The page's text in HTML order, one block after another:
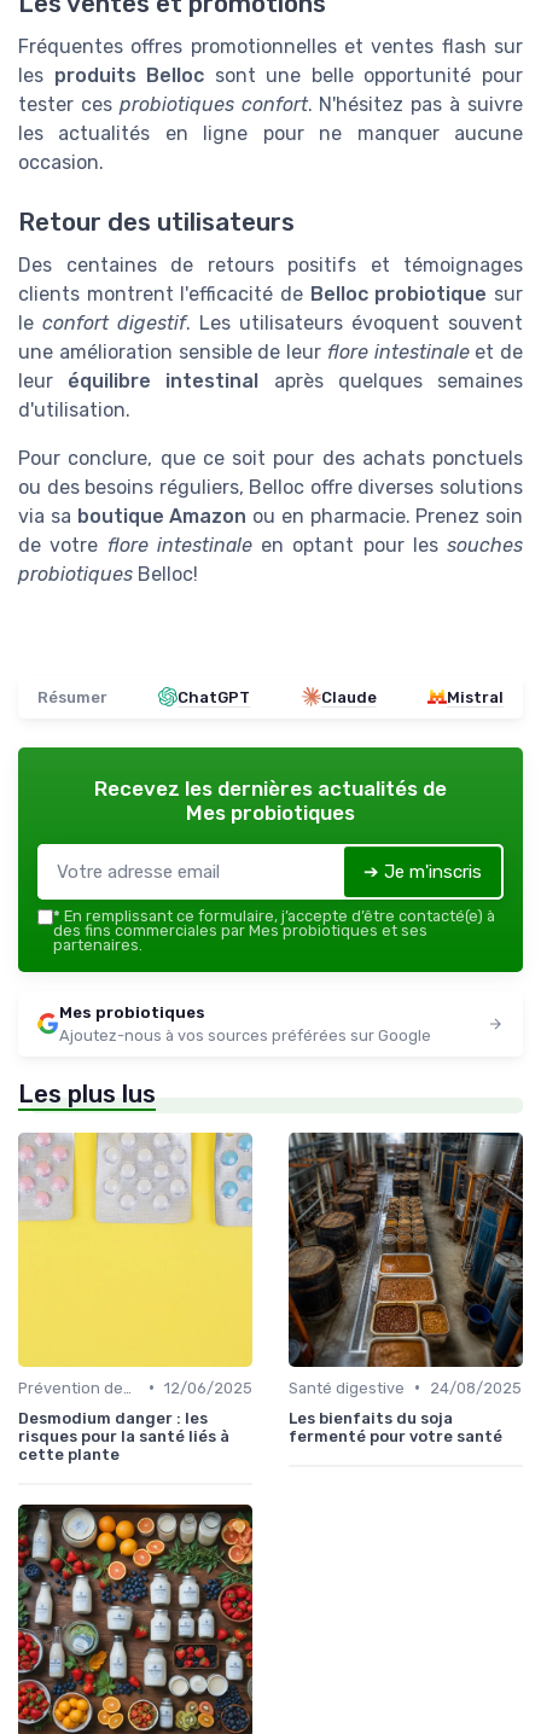
Fréquentes offres promotionnelles et ventes flash sur
les produits Belloc sont une belle opportunité pour
tester ces probiotiques confort. N'hésitez pas à suivre
les actualités en ligne pour ne manquer aucune
occasion.
Retour des utilisateurs
Des centaines de retours positifs et témoignages
clients montrent l'efficacité de Belloc probiotique sur
le confort digestif. Les utilisateurs évoquent souvent
une amélioration sensible de leur flore intestinaleet de
leur équilibre intestinal après quelques semaines
d'utilisation.
Pour conclure, que ce soit pour des achats ponctuels
ou des besoins réguliers, Belloc offre diverses solutions
via sa boutique Amazon ou en pharmacie. Prenez soin
de votre flore intestinaleen optant pour les souches
probiotiques Belloc!
Résumer ChatGPT Claude Mistral
Recevez les dernières actualités de
Mes probiotiques
➔ Je m'inscris
* En remplissant ce formulaire, j’accepte d’être contacté(e) à
des fins commerciales par Mes probiotiques et ses
partenaires.
Mes probiotiques
Ajoutez-nous à vos sources préférées sur Google
Les plus lus
• 12/06/2025
Desmodium danger : les
risques pour la santé liés à
cette plante
Santé digestive •
24/08/2025
Les bienfaits du soja
fermenté pour votre santé